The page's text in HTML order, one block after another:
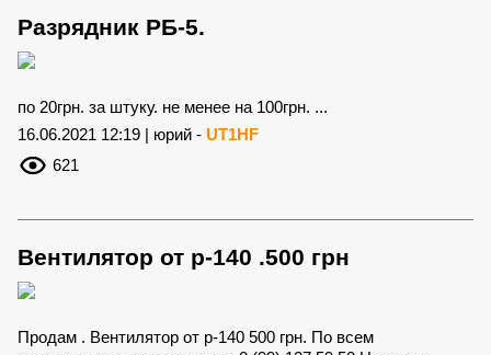
Разрядник РБ-5.
по 20грн. за штуку. не менее на 100грн. ...
16.06.2021 12:19 | юрий - UT1HF
621
Вентилятор от р-140 .500 грн
Продам . Вентилятор от р-140 500 грн. По всем